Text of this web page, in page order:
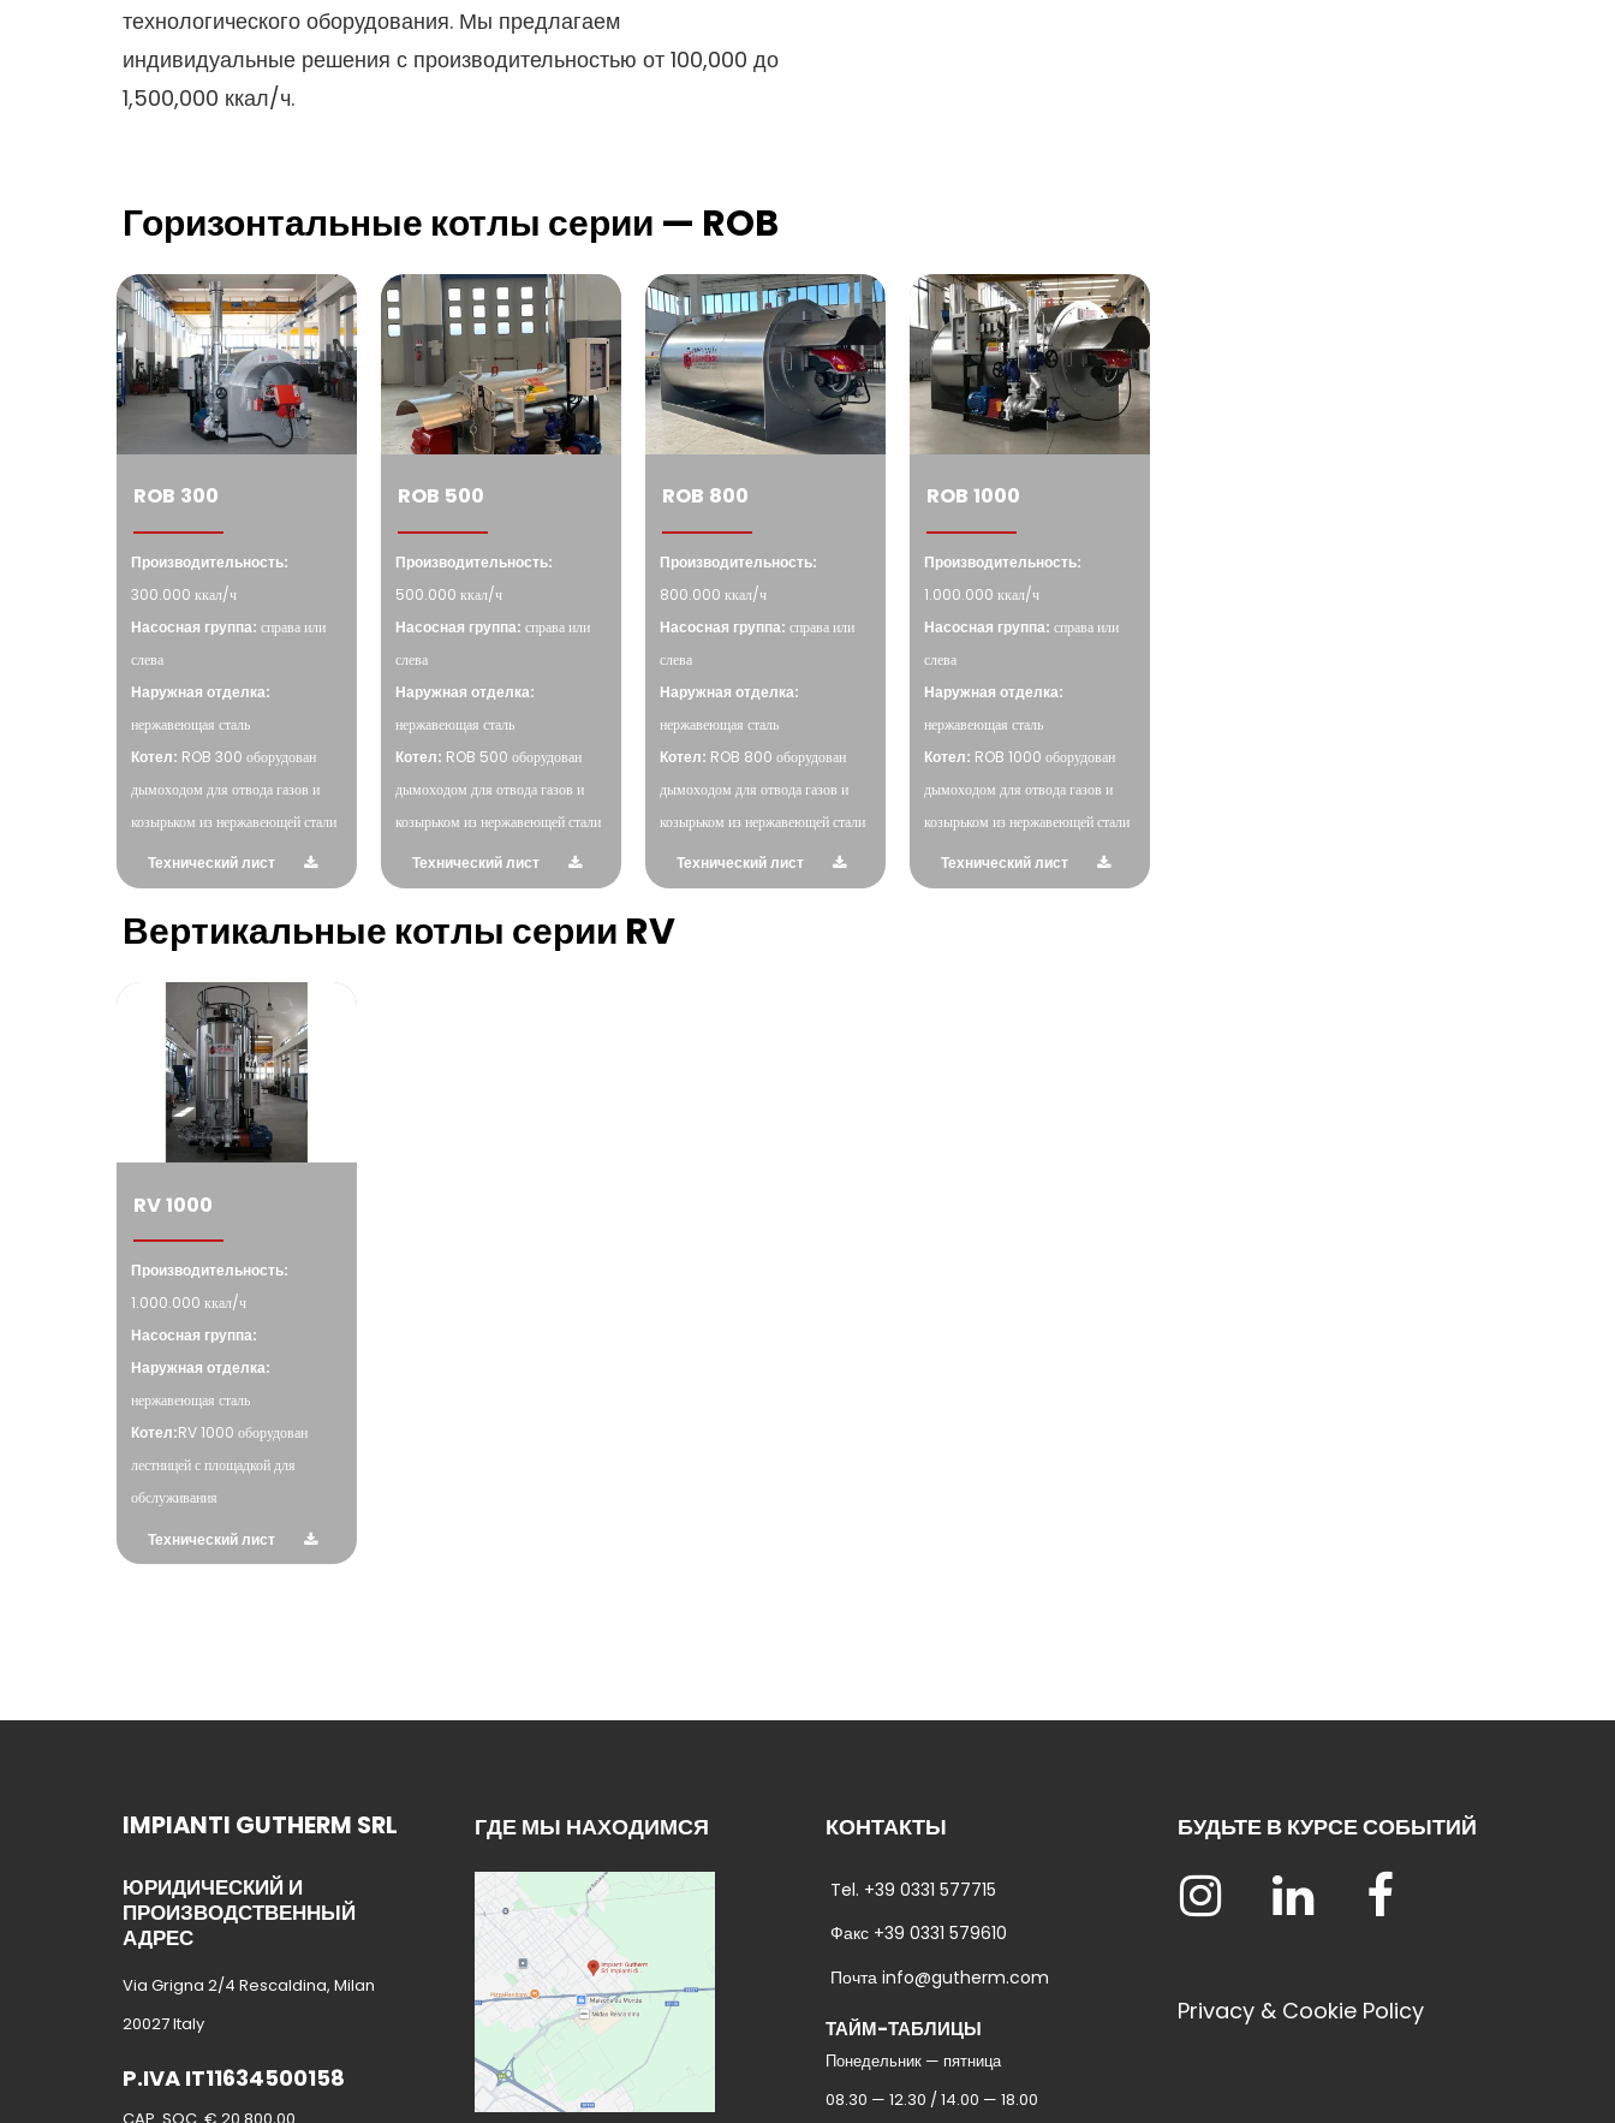
технологического оборудования. Мы предлагаем
индивидуальные решения с производительностью от 100,000 до
1,500,000 ккал/ч.
Горизонтальные котлы серии — ROB
ROB 300
Производительность:
300.000 ккал/ч
Насосная группа: справа или
слева
Наружная отделка:
нержавеющая сталь
Котел: ROB 300 оборудован
дымоходом для отвода газов и
козырьком из нержавеющей стали
Технический лист
ROB 500
Производительность:
500.000 ккал/ч
Насосная группа: справа или
слева
Наружная отделка:
нержавеющая сталь
Котел: ROB 500 оборудован
дымоходом для отвода газов и
козырьком из нержавеющей стали
Технический лист
ROB 800
Производительность:
800.000 ккал/ч
Насосная группа: справа или
слева
Наружная отделка:
нержавеющая сталь
Котел: ROB 800 оборудован
дымоходом для отвода газов и
козырьком из нержавеющей стали
Технический лист
ROB 1000
Производительность:
1.000.000 ккал/ч
Насосная группа: справа или
слева
Наружная отделка:
нержавеющая сталь
Котел: ROB 1000 оборудован
дымоходом для отвода газов и
козырьком из нержавеющей стали
Технический лист
Вертикальные котлы серии RV
RV 1000
Производительность:
1.000.000 ккал/ч
Насосная группа:
Наружная отделка:
нержавеющая сталь
Котел:RV 1000 оборудован
лестницей с площадкой для
обслуживания
Технический лист
IMPIANTI GUTHERM SRL
ЮРИДИЧЕСКИЙ И
ПРОИЗВОДСТВЕННЫЙ
АДРЕС
Via Grigna 2/4 Rescaldina, Milan
20027 Italy
P.IVA IT11634500158
ГДЕ МЫ НАХОДИМСЯ КОНТАКТЫ
Tel. +39 0331 577715
Факс +39 0331 579610
Почта info@gutherm.com
ТАЙМ-ТАБЛИЦЫ
Понедельник — пятница
08.30 — 12.30 / 14.00 — 18.00
БУДЬТЕ В КУРСЕ СОБЫТИЙ
Privacy & Cookie Policy